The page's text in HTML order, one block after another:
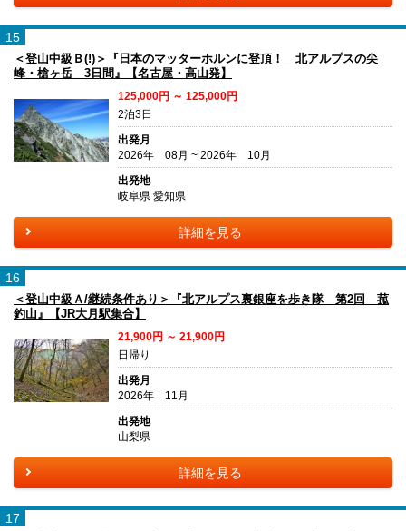
15
＜登山中級Ｂ(!)＞『日本のマッターホルンに登頂！ 北アルプスの尖
峰・槍ヶ岳 3日間』【名古屋・高山発】
125,000円 ～ 125,000円
2泊3日
出発月
2026年 08月 ~ 2026年 10月
出発地
岐阜県 愛知県
詳細を見る
16
＜登山中級Ａ/継続条件あり＞『北アルプス裏銀座を歩き隊 第2回 菰
釣山』【JR大月駅集合】
21,900円 ～ 21,900円
日帰り
出発月
2026年 11月
出発地
山梨県
詳細を見る
17